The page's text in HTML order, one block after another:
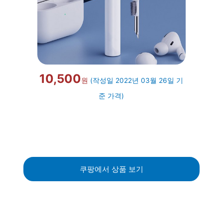
10,500원 (작성일 2022년 03월 26일 기
준 가격)
쿠팡에서 상품 보기